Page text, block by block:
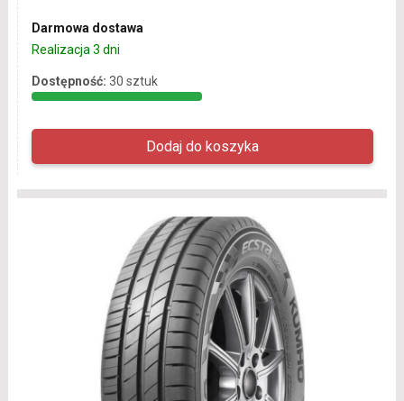
Darmowa dostawa
Realizacja 3 dni
Dostępność: 30 sztuk